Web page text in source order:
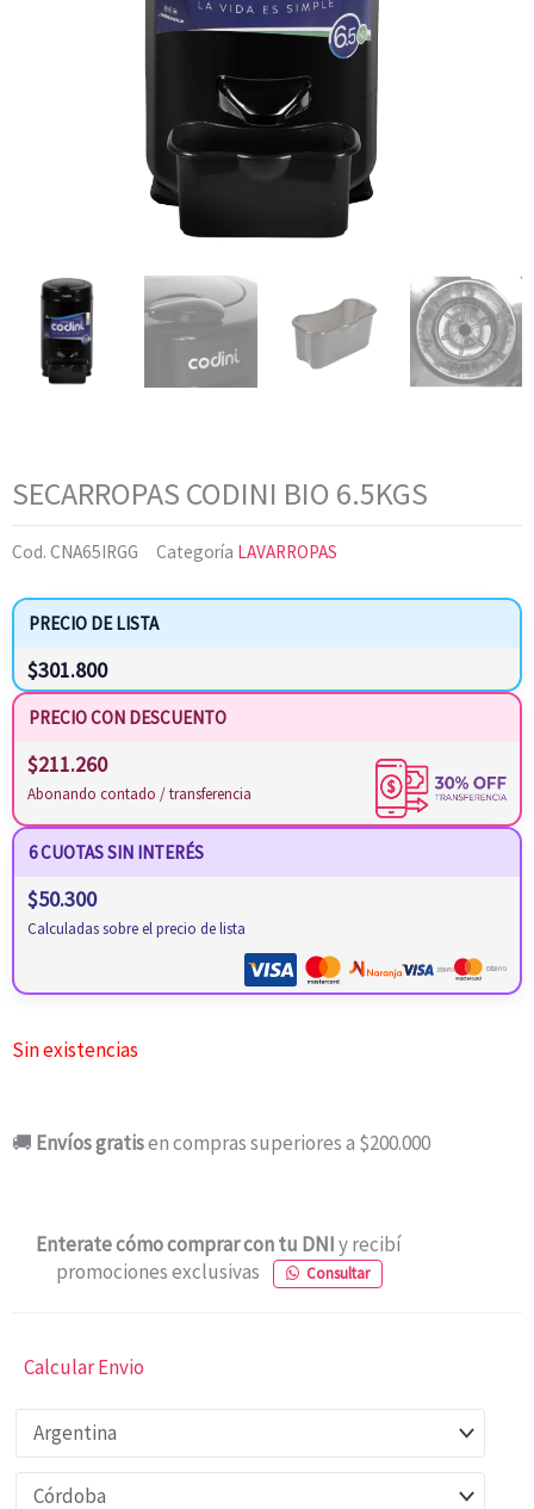
SECARROPAS CODINI BIO 6.5KGS
Cod. CNA65IRGG Categoría LAVARROPAS
PRECIO DE LISTA
$301.800
PRECIO CON DESCUENTO
$211.260
Abonando contado / transferencia
6 CUOTAS SIN INTERÉS
$50.300
Calculadas sobre el precio de lista
Sin existencias
🚚 Envíos gratisen compras superiores a $200.000
Enterate cómo comprar con tu DNIy recibí
promociones exclusivas
Consultar
Calcular Envio